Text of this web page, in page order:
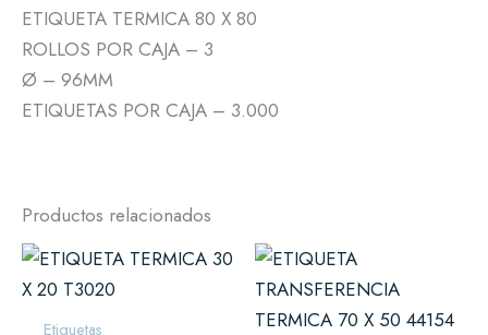
ETIQUETA TERMICA 80 X 80
ROLLOS POR CAJA – 3
Ø – 96MM
ETIQUETAS POR CAJA – 3.000
Productos relacionados
Etiquetas